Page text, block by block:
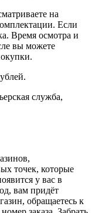
на
Если
Время осмотра и
вы можете
служба,
точек, которые
у вас в
вам придёт
обращаетесь к